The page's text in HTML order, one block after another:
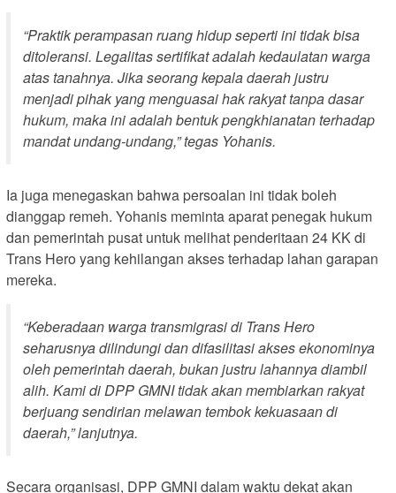
“Praktik perampasan ruang hidup seperti ini tidak bisa
ditoleransi. Legalitas sertifikat adalah kedaulatan warga
atas tanahnya. Jika seorang kepala daerah justru
menjadi pihak yang menguasai hak rakyat tanpa dasar
hukum, maka ini adalah bentuk pengkhianatan terhadap
mandat undang-undang,” tegas Yohanis.
Ia juga menegaskan bahwa persoalan ini tidak boleh
dianggap remeh. Yohanis meminta aparat penegak hukum
dan pemerintah pusat untuk melihat penderitaan 24 KK di
Trans Hero yang kehilangan akses terhadap lahan garapan
mereka.
“Keberadaan warga transmigrasi di Trans Hero
seharusnya dilindungi dan difasilitasi akses ekonominya
oleh pemerintah daerah, bukan justru lahannya diambil
alih. Kami di DPP GMNI tidak akan membiarkan rakyat
berjuang sendirian melawan tembok kekuasaan di
daerah,” lanjutnya.
Secara organisasi, DPP GMNI dalam waktu dekat akan